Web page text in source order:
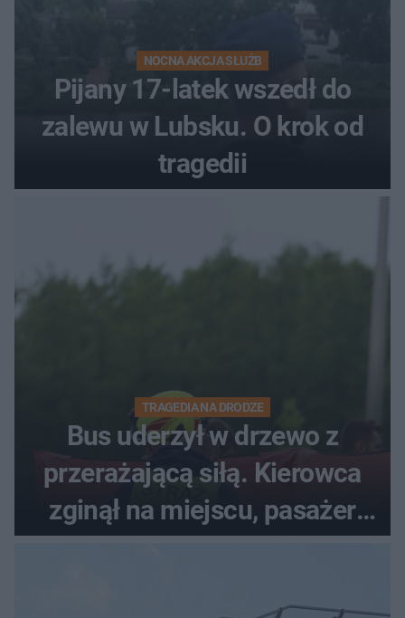
NOCNA AKCJA SŁUŻB
Pijany 17-latek wszedł do
zalewu w Lubsku. O krok od
tragedii
TRAGEDIA NA DRODZE
Bus uderzył w drzewo z
przerażającą siłą. Kierowca
zginął na miejscu, pasażer
walczy o życie